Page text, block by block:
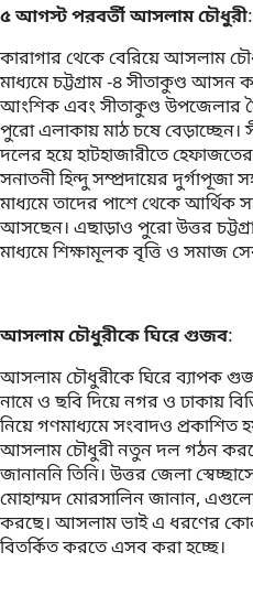
৫ আগস্ট পরবর্তী আসলাম চৌধুরী:
কারাগার থেকে বেরিয়ে আসলাম
মাধ্যমে চট্টগ্রাম -৪ সীতাকুণ্ড
আংশিক এবং সীতাকুণ্ড উপজেলার
পুরো এলাকায় মাঠ চষে বেড়াচ্ছেন।
দলের হয়ে হাটহাজারীতে
সনাতনী হিন্দু সম্প্রদায়ের দুর্গাপূজা
মাধ্যমে তাদের পাশে থেকে
আসছেন। এছাড়াও পুরো উত্তর
মাধ্যমে শিক্ষামূলক বৃত্তি ও সমাজ
আসলাম চৌধুরীকে ঘিরে গুজব:
আসলাম চৌধুরীকে ঘিরে ব্যাপক
নামে ও ছবি দিয়ে নগর ও ঢাকায়
নিয়ে গণমাধ্যমে সংবাদও প্রকাশিত
আসলাম চৌধুরী নতুন দল গঠন
জানাননি তিনি। উত্তর জেলা
মোহাম্মদ মোরসালিন জানান,
করছে। আসলাম ভাই এ ধরণের কোন
বিতর্কিত করতে এসব করা হচ্ছে।